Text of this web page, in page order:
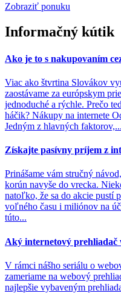
Zobraziť ponuku
Informačný kútik
Ako je to s nakupovaním
Viac ako štvrtina Slovákov
zaostávame za európskym
jednoduché a rýchle. Prečo
háčik? Nákupy na internete
Jedným z hlavných faktorov,...
Získajte pasívny príjem z
Prinášame vám stručný
korún navyše do vrecka.
natoľko, že sa do akcie pustí
voľného času i miliónov na
túto...
Aký internetový
V rámci nášho seriálu o
zameriame na webový
najlepšie vybaveným